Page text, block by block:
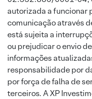
autorizada a funcionar
comunicação através
está sujeita a
ou prejudicar o envio
informações
responsabilidade por
por força de falha de
terceiros. A XP